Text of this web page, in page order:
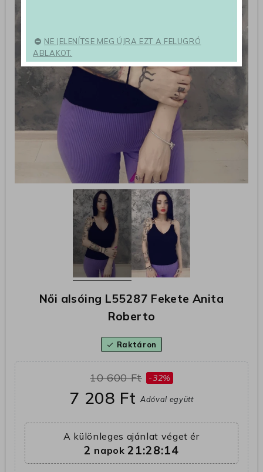
Női alsóing L55287 Fekete Anita
Roberto
check Raktáron
10 600 Ft -32%
7 208 FtAdóval együtt
A különleges ajánlat véget ér
2 napok 21:28:14
NE JELENÍTSE MEG ÚJRA EZT A FELUGRÓ
ABLAKOT.